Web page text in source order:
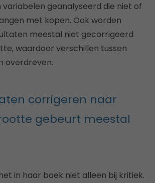
geanalyseerd die niet of
met kopen. Ook worden
meestal niet gecorrigeerd
waardoor verschillen tussen
overdreven.
corrigeren naar
gebeurt meestal
in haar boek niet alleen bij kritiek.